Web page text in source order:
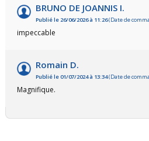
BRUNO DE JOANNIS I.
Publié le 26/06/2026 à 11:26(Date de
impeccable
Romain D.
Publié le 01/07/2024 à 13:34(Date de
Magnifique.